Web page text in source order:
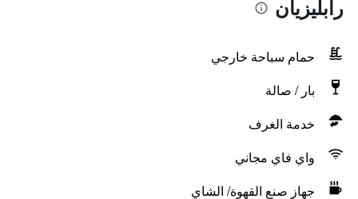
رابليزيان
حمام سباحة خارجي
بار / صالة
خدمة الغرف
واي فاي مجاني
جهاز صنع القهوة/ الشاي